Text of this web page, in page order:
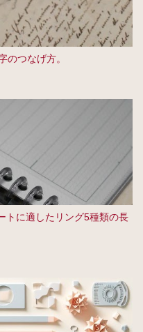
のつなげ方。
トに適したリング5種類の長